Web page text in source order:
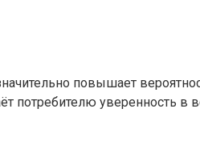
повышает
потребителю уверенность в